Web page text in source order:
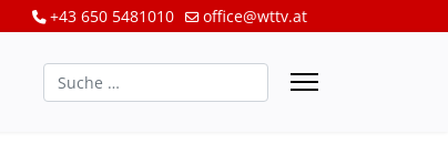
+43 650 5481010 office@wttv.at
Suchen